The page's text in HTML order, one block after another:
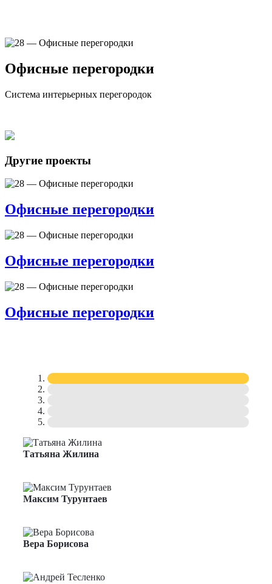
Офисные перегородки
Система интерьерных перегородок
Другие проекты
Офисные перегородки
Офисные перегородки
Офисные перегородки
Татьяна Жилина
Максим Турунтаев
Вера Борисова